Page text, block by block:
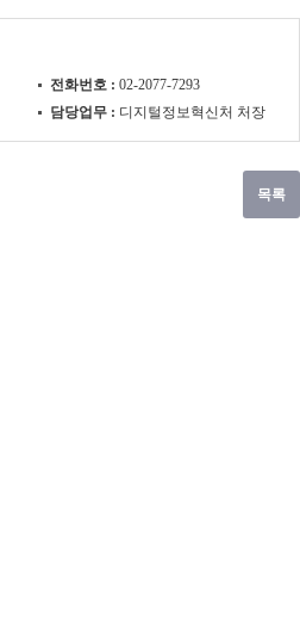
전화번호
02-2077-7293
담당업무 디지털정보혁신처 처장